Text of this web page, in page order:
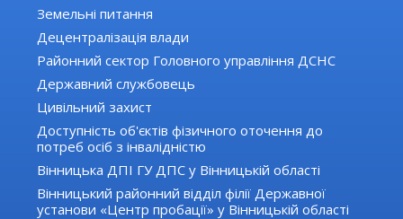
Земельні питання
Децентралізація влади
Районний сектор Головного управління ДСНС
Державний службовець
Цивільний захист
Доступність об'єктів фізичного оточення до
потреб осіб з інвалідністю
Вінницька ДПІ ГУ ДПС у Вінницькій області
Вінницький районний відділ філії Державної
установи «Центр пробації» у Вінницькій області